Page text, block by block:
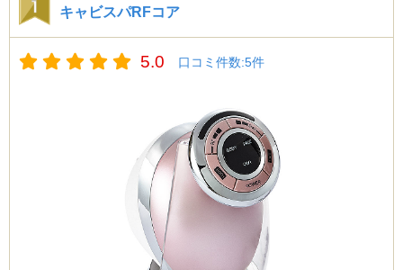
キャビスパRFコア
5.0 口コミ件数:5件